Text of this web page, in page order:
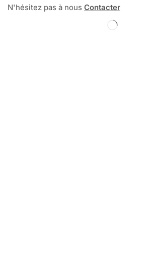
N'hésitez pas à nous Contacter